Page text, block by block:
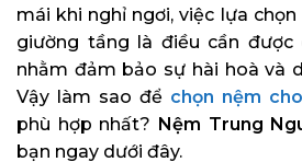
mái khi nghỉ ngơi, việc lựa
giường tầng là điều cần được
nhằm đảm bảo sự hài hoà và
Vậy làm sao để chọn nệm
phù hợp nhất? Nệm Trung
bạn ngay dưới đây.